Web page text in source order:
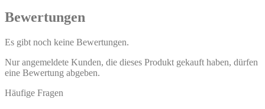
Bewertungen
Es gibt noch keine Bewertungen.
Nur angemeldete Kunden, die dieses Produkt gekauft haben, dürfen
eine Bewertung abgeben.
Häufige Fragen